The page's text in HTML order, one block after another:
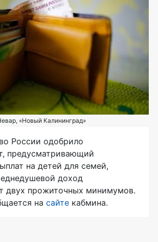
«Новый Калининград»
России одобрило
предусматривающий
на детей для семей,
доход
двух прожиточных минимумов.
на сайте кабмина.